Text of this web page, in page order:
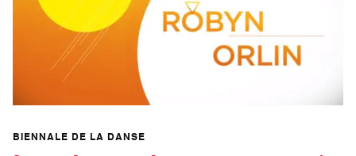
BIENNALE DE LA DANSE